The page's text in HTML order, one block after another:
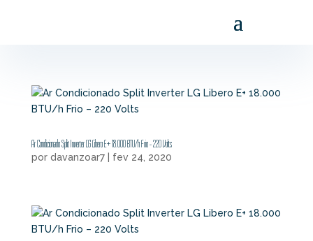
Ar Condicionado Split Inverter LG Libero E+ 18.000 BTU/h Frio – 220 Volts
por davanzoar7| fev 24, 2020